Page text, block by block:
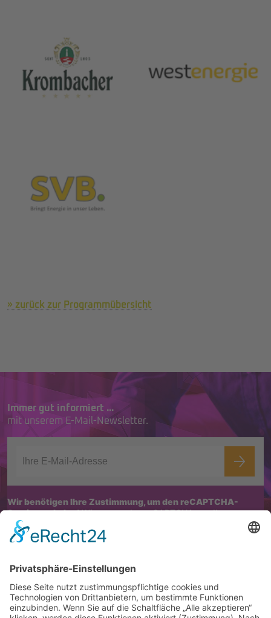
» zurück zur Programmübersicht
Immer gut informiert ...
mit unserem E-Mail-Newsletter.
Wir benötigen Ihre Zustimmung, um den reCAPTCHA-
Service zu laden!Wir verwenden reCAPTCHA, um Ihre
eingegebenen Informationen zu überprüfen. Dieser Service kann
Daten zu Ihren Aktivitäten sammeln. Bitte
lesen Sie die Details durch